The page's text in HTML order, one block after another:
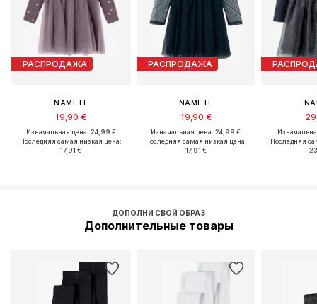
РАСПРОДАЖА
NAME IT
19,90 €
Изначальная цена: 24,99 €
Последняя самая низкая цена:
17,91 €
РАСПРОДАЖА
NAME IT
19,90 €
Изначальная цена: 24,99 €
Последняя самая низкая цена:
17,91 €
Последняя
ДОПОЛНИ СВОЙ ОБРАЗ
Дополнительные товары